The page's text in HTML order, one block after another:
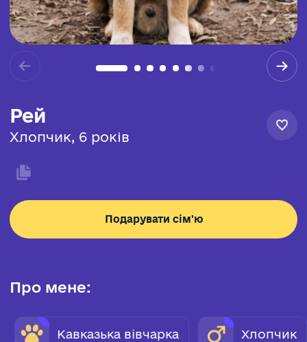
Рей
Хлопчик, 6 років
Подарувати сім'ю
Про мене:
Кавказька вівчарка Хлопчик